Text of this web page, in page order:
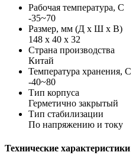
Рабочая температура, С
-35~70
Размер, мм (Д х Ш х В)
148 х 40 х 32
Страна производства
Китай
Температура хранения, С
-40~80
Тип корпуса
Герметично закрытый
Тип стабилизации
По напряжению и току
Технические характеристики